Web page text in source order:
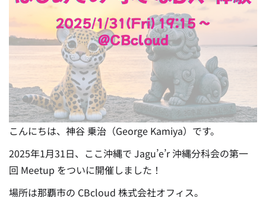
こんにちは、神谷 乗治（George Kamiya）です。
2025年1月31日、ここ沖縄で Jagu’e’r 沖縄分科会の第一
回 Meetup をついに開催しました！
場所は那覇市の CBcloud 株式会社オフィス。